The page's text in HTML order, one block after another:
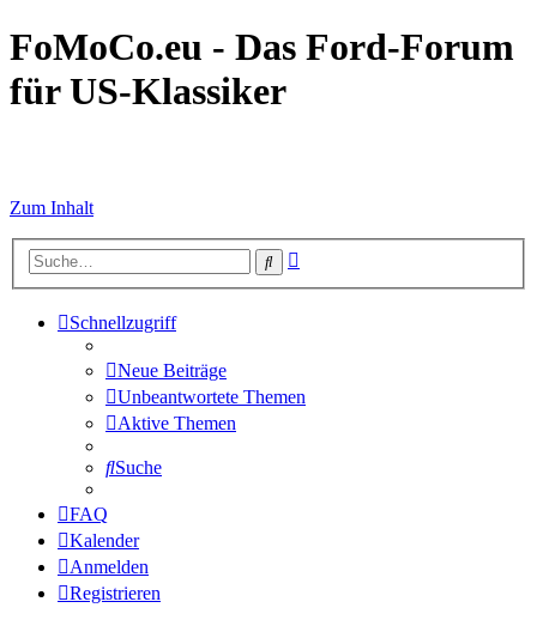
FoMoCo.eu - Das Ford-Forum
für US-Klassiker
Zum Inhalt
Suche
Schnellzugriff
Neue Beiträge
Unbeantwortete Themen
Aktive Themen
Suche
FAQ
Kalender
Anmelden
Registrieren